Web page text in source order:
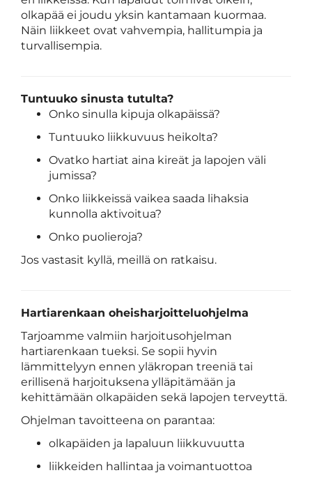
olkapää ei joudu yksin kantamaan kuormaa.
Näin liikkeet ovat vahvempia, hallitumpia ja
turvallisempia.
Tuntuuko sinusta tutulta?
Onko sinulla kipuja olkapäissä?
Tuntuuko liikkuvuus heikolta?
Ovatko hartiat aina kireät ja lapojen väli
jumissa?
Onko liikkeissä vaikea saada lihaksia
kunnolla aktivoitua?
Onko puolieroja?
Jos vastasit kyllä, meillä on ratkaisu.
Hartiarenkaan oheisharjoitteluohjelma
Tarjoamme valmiin harjoitusohjelman
hartiarenkaan tueksi. Se sopii hyvin
lämmittelyyn ennen yläkropan treeniä tai
erillisenä harjoituksena ylläpitämään ja
kehittämään olkapäiden sekä lapojen terveyttä.
Ohjelman tavoitteena on parantaa:
olkapäiden ja lapaluun liikkuvuutta
liikkeiden hallintaa ja voimantuottoa